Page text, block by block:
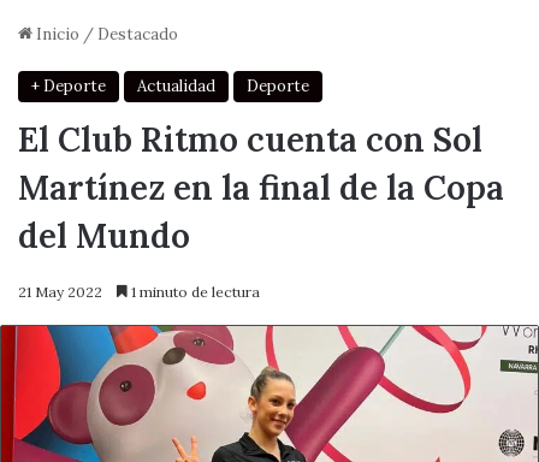
Inicio / Destacado
+ Deporte Actualidad Deporte
El Club Ritmo cuenta con Sol
Martínez en la final de la Copa
del Mundo
21 May 2022 1 minuto de lectura